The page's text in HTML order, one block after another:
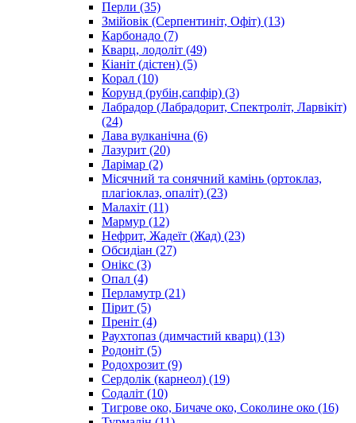
Перли (35)
Змійовік (Серпентиніт, Офіт) (13)
Карбонадо (7)
Кварц, лодоліт (49)
Кіаніт (дістен) (5)
Корал (10)
Корунд (рубін,сапфір) (3)
Лабрадор (Лабрадорит, Спектроліт, Ларвікіт)
(24)
Лава вулканічна (6)
Лазурит (20)
Ларімар (2)
Місячний та сонячний камінь (ортоклаз,
плагіоклаз, опаліт) (23)
Малахіт (11)
Мармур (12)
Нефрит, Жадеїт (Жад) (23)
Обсидіан (27)
Онікс (3)
Опал (4)
Перламутр (21)
Пірит (5)
Преніт (4)
Раухтопаз (димчастий кварц) (13)
Родоніт (5)
Родохрозит (9)
Сердолік (карнеол) (19)
Содаліт (10)
Тигрове око, Бичаче око, Соколине око (16)